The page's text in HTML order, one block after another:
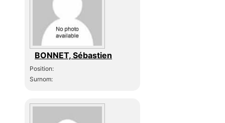
BONNET, Sébastien
Position:
Surnom: